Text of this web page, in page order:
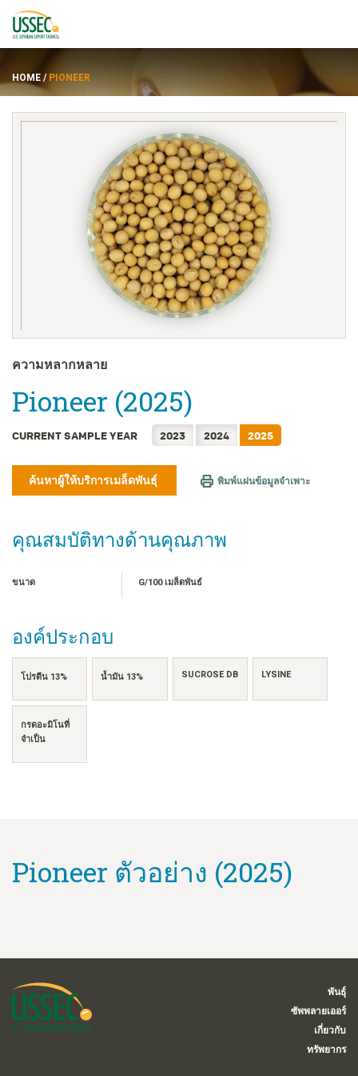
ซัพพลายเออร์
ENGLISH
FRANÇAIS
한국어
简体中文
TIẾNG VIỆT
HOME / PIONEER
ความหลากหลาย
Pioneer (2025)
CURRENT SAMPLE YEAR 2023 2024 2025
ค้นหาผู้ให้บริการเมล็ดพันธุ์ พิมพ์แผ่นข้อมูลจำเพาะ
คุณสมบัติทางด้านคุณภาพ
ขนาด G/100 เมล็ดพันธ์
องค์ประกอบ
โปรตีน 13% น้ำมัน 13% SUCROSE DB LYSINE
กรดอะมิโนที่
จำเป็น
Pioneer ตัวอย่าง (2025)
พันธุ์
ซัพพลายเออร์
เกี่ยวกับ
ทรัพยากร